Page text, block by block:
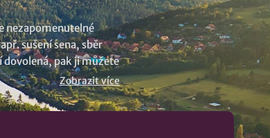
nezapomenutelné
sušení sena, sběr
dovolená, pak ji můžete
skály.. Zobrazit více